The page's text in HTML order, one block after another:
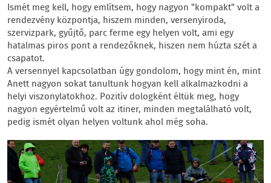
Ismét meg kell, hogy említsem, hogy nagyon "kompakt" volt a
rendezvény központja, hiszem minden, versenyiroda,
szervizpark, gyűjtő, parc ferme egy helyen volt, ami egy
hatalmas piros pont a rendezőknek, hiszen nem húzta szét a
csapatot.
A versennyel kapcsolatban úgy gondolom, hogy mint én, mint
Anett nagyon sokat tanultunk hogyan kell alkalmazkodni a
helyi viszonylatokhoz. Pozitív dologként éltük meg, hogy
nagyon egyértelmű volt az itiner, minden megtalálható volt,
pedig ismét olyan helyen voltunk ahol még soha.